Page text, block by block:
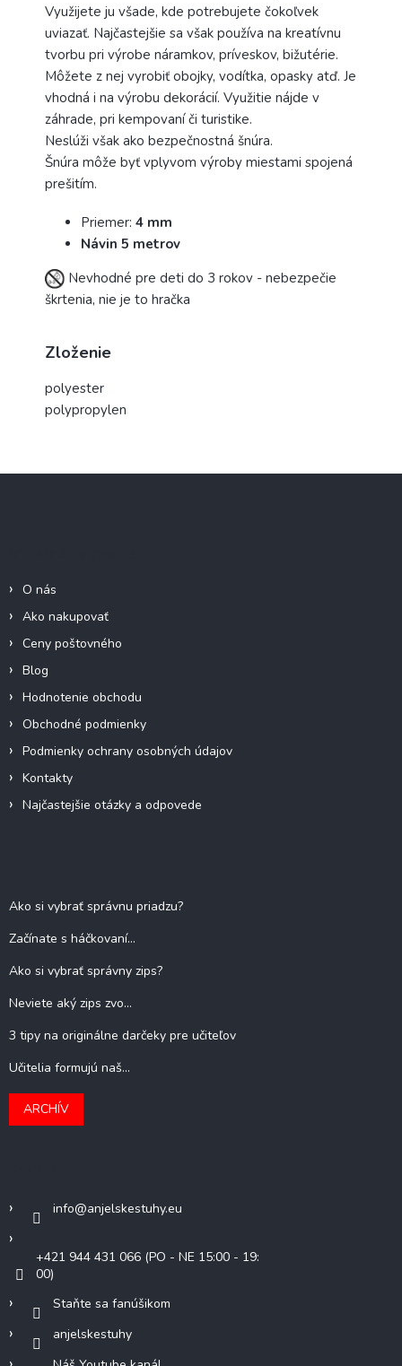
Využijete ju všade, kde potrebujete čokoľvek
uviazať. Najčastejšie sa však používa na kreatívnu
tvorbu pri výrobe náramkov, príveskov, bižutérie.
Môžete z nej vyrobiť obojky, vodítka, opasky atď. Je
vhodná i na výrobu dekorácií. Využitie nájde v
záhrade, pri kempovaní či turistike.
Neslúži však ako bezpečnostná šnúra.
Šnúra môže byť vplyvom výroby miestami spojená
prešitím.
Priemer: 4 mm
Návin 5 metrov
Nevhodné pre deti do 3 rokov - nebezpečie
škrtenia, nie je to hračka
Zloženie
polyester
polypropylen
O nás
Ako nakupovať
Ceny poštovného
Blog
Hodnotenie obchodu
Obchodné podmienky
Podmienky ochrany osobných údajov
Kontakty
Najčastejšie otázky a odpovede
Ako si vybrať správnu priadzu?
Začínate s háčkovaní...
Ako si vybrať správny zips?
Neviete aký zips zvo...
3 tipy na originálne darčeky pre učiteľov
Učitelia formujú naš...
ARCHÍV
info@anjelskestuhy.eu
+421 944 431 066 (PO - NE 15:00 - 19:
00)
Staňte sa fanúšikom
anjelskestuhy